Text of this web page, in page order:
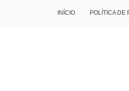
INÍCIO POLÍTICA DE